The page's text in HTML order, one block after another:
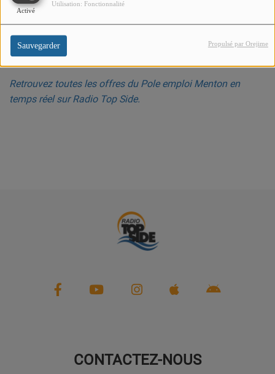
Activé
Utilisation: Fonctionnalité
Sauvegarder Propulsé par Orejime
FRANCE TRAVAIL MENTON
LA MISSION LOCALE EST 06
PARTENAIRES
Retrouvez toutes les offres du Pole emploi Menton en
temps réel sur Radio Top Side.
CONTACTEZ-NOUS